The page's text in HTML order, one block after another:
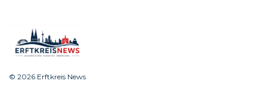
© 2026 Erftkreis News